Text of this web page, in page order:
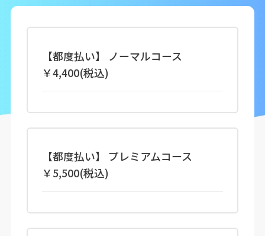
【都度払い】 ノーマルコース
￥4,400(税込)
【都度払い】 プレミアムコース
￥5,500(税込)